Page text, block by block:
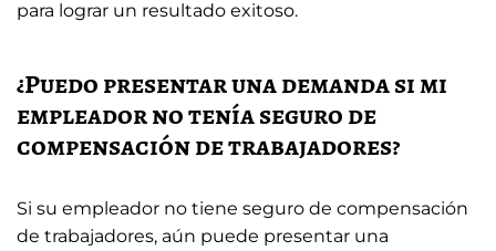
para lograr un resultado exitoso.
¿Puedo presentar una demanda si mi
empleador no tenía seguro de
compensación de trabajadores?
Si su empleador no tiene seguro de compensación
de trabajadores, aún puede presentar una